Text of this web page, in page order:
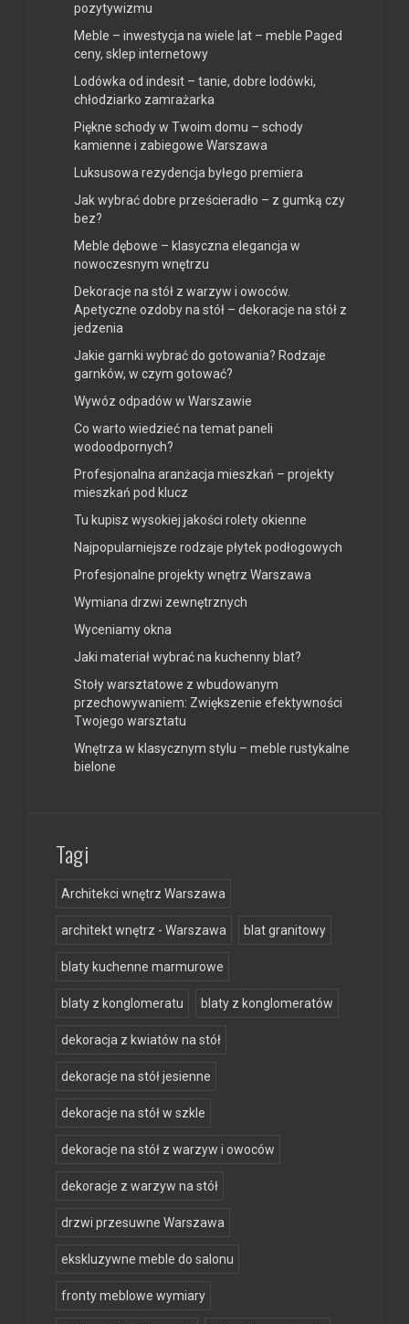
pozytywizmu
Meble – inwestycja na wiele lat – meble Paged
ceny, sklep internetowy
Lodówka od indesit – tanie, dobre lodówki,
chłodziarko zamrażarka
Piękne schody w Twoim domu – schody
kamienne i zabiegowe Warszawa
Luksusowa rezydencja byłego premiera
Jak wybrać dobre prześcieradło – z gumką czy
bez?
Meble dębowe – klasyczna elegancja w
nowoczesnym wnętrzu
Dekoracje na stół z warzyw i owoców.
Apetyczne ozdoby na stół – dekoracje na stół z
jedzenia
Jakie garnki wybrać do gotowania? Rodzaje
garnków, w czym gotować?
Wywóz odpadów w Warszawie
Co warto wiedzieć na temat paneli
wodoodpornych?
Profesjonalna aranżacja mieszkań – projekty
mieszkań pod klucz
Tu kupisz wysokiej jakości rolety okienne
Najpopularniejsze rodzaje płytek podłogowych
Profesjonalne projekty wnętrz Warszawa
Wymiana drzwi zewnętrznych
Wyceniamy okna
Jaki materiał wybrać na kuchenny blat?
Stoły warsztatowe z wbudowanym
przechowywaniem: Zwiększenie efektywności
Twojego warsztatu
Wnętrza w klasycznym stylu – meble rustykalne
bielone
Tagi
Architekci wnętrz Warszawa
architekt wnętrz - Warszawa blat granitowy
blaty kuchenne marmurowe
blaty z konglomeratu blaty z konglomeratów
dekoracja z kwiatów na stół
dekoracje na stół jesienne
dekoracje na stół w szkle
dekoracje na stół z warzyw i owoców
dekoracje z warzyw na stół
drzwi przesuwne Warszawa
ekskluzywne meble do salonu
fronty meblowe wymiary